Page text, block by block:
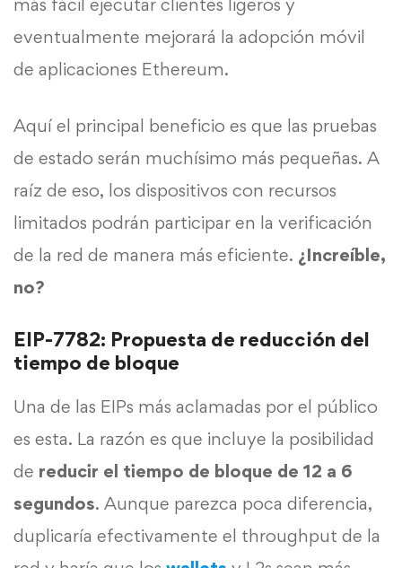
eventualmente mejorará la adopción móvil
de aplicaciones Ethereum.
Aquí el principal beneficio es que las pruebas
de estado serán muchísimo más pequeñas. A
raíz de eso, los dispositivos con recursos
limitados podrán participar en la verificación
de la red de manera más eficiente. ¿Increíble,
no?
EIP-7782: Propuesta de reducción del
tiempo de bloque
Una de las EIPs más aclamadas por el público
es esta. La razón es que incluye la posibilidad
de reducir el tiempo de bloque de 12 a 6
segundos. Aunque parezca poca diferencia,
duplicaría efectivamente el throughput de la